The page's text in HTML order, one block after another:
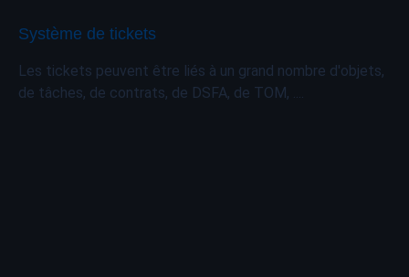
Système de tickets
Les tickets peuvent être liés à un grand nombre d'objets,
de tâches, de contrats, de DSFA, de TOM, ....